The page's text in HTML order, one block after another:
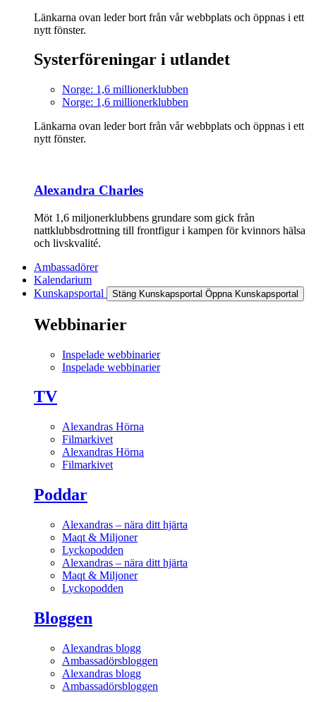
Länkarna ovan leder bort från vår webbplats och öppnas i ett
nytt fönster.
Systerföreningar i utlandet
Norge: 1,6 millionerklubben
Norge: 1,6 millionerklubben
Länkarna ovan leder bort från vår webbplats och öppnas i ett
nytt fönster.
Alexandra Charles
Möt 1,6 miljonerklubbens grundare som gick från
nattklubbsdrottning till frontfigur i kampen för kvinnors hälsa
och livskvalité.
Ambassadörer
Kalendarium
Kunskapsportal
Stäng Kunskapsportal Öppna Kunskapsportal
Webbinarier
Inspelade webbinarier
Inspelade webbinarier
TV
Alexandras Hörna
Filmarkivet
Alexandras Hörna
Filmarkivet
Poddar
Alexandras – nära ditt hjärta
Maqt & Miljoner
Lyckopodden
Alexandras – nära ditt hjärta
Maqt & Miljoner
Lyckopodden
Bloggen
Alexandras blogg
Ambassadörsbloggen
Alexandras blogg
Ambassadörsbloggen